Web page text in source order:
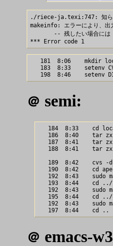
./riece-ja.texi:747: 知ら
makeinfo: エラーにより、
-- 残したい場合には
181  8:06    mkdir
183  8:33    setenv
＠ semi:
184  8:33    cd
186  8:40    tar
187  8:41    tar
188  8:41    tar
189  8:42    cvs -
190  8:42    cd
192  8:43    sudo
193  8:44    cd
192  8:43    sudo
195  8:44    cd
192  8:43    sudo
＠ emacs-